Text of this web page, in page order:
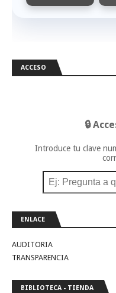
ACCESO
🔒
Introduce tu clave
ENLACE
AUDITORIA
TRANSPARENCIA
BIBLIOTECA - TIENDA